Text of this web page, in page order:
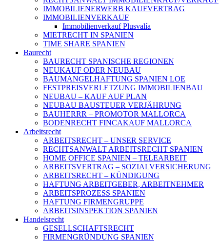
IMMOBILIENERWERB KAUFVERTRAG
IMMOBILIENVERKAUF
Immobilienverkauf Plusvalía
MIETRECHT IN SPANIEN
TIME SHARE SPANIEN
Baurecht
BAURECHT SPANISCHE REGIONEN
NEUKAUF ODER NEUBAU
BAUMANGELHAFTUNG SPANIEN LOE
FESTPREISVERLETZUNG IMMOBILIENBAU
NEUBAU – KAUF AUF PLAN
NEUBAU BAUSTEUER VERJÄHRUNG
BAUHERRR – PROMOTOR MALLORCA
BODENRECHT FINCAKAUF MALLORCA
Arbeitsrecht
ARBEITSRECHT – UNSER SERVICE
RECHTSANWALT ARBEITSRECHT SPANIEN
HOME OFFICE SPANIEN – TELEARBEIT
ARBEITSVERTRAG – SOZIALVERSICHERUNG
ARBEITSRECHT – KÜNDIGUNG
HAFTUNG ARBEITGEBER, ARBEITNEHMER
ARBEITSPROZESS SPANIEN
HAFTUNG FIRMENGRUPPE
ARBEITSINSPEKTION SPANIEN
Handelsrecht
GESELLSCHAFTSRECHT
FIRMENGRÜNDUNG SPANIEN